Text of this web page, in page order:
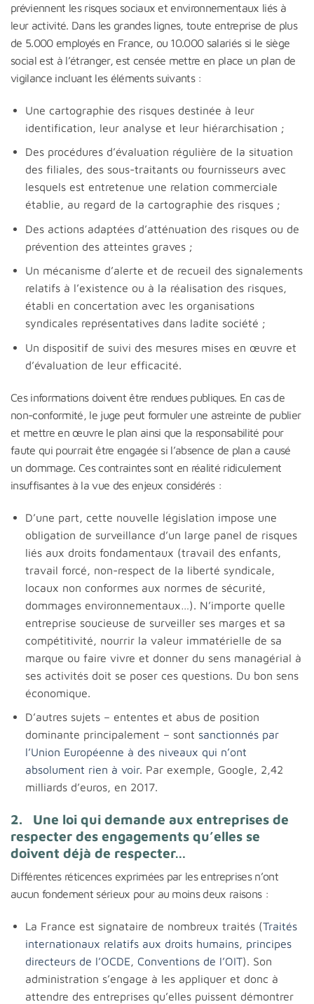
préviennent les risques sociaux et environnementaux liés à
leur activité. Dans les grandes lignes, toute entreprise de plus
de 5.000 employés en France, ou 10.000 salariés si le siège
social est à l’étranger, est censée mettre en place un plan de
vigilance incluant les éléments suivants :
Une cartographie des risques destinée à leur
identification, leur analyse et leur hiérarchisation ;
Des procédures d’évaluation régulière de la situation
des filiales, des sous-traitants ou fournisseurs avec
lesquels est entretenue une relation commerciale
établie, au regard de la cartographie des risques ;
Des actions adaptées d’atténuation des risques ou de
prévention des atteintes graves ;
Un mécanisme d’alerte et de recueil des signalements
relatifs à l’existence ou à la réalisation des risques,
établi en concertation avec les organisations
syndicales représentatives dans ladite société ;
Un dispositif de suivi des mesures mises en œuvre et
d’évaluation de leur efficacité.
Ces informations doivent être rendues publiques. En cas de
non-conformité, le juge peut formuler une astreinte de publier
et mettre en œuvre le plan ainsi que la responsabilité pour
faute qui pourrait être engagée si l’absence de plan a causé
un dommage. Ces contraintes sont en réalité ridiculement
insuffisantes à la vue des enjeux considérés :
D’une part, cette nouvelle législation impose une
obligation de surveillance d’un large panel de risques
liés aux droits fondamentaux (travail des enfants,
travail forcé, non-respect de la liberté syndicale,
locaux non conformes aux normes de sécurité,
dommages environnementaux…). N’importe quelle
entreprise soucieuse de surveiller ses marges et sa
compétitivité, nourrir la valeur immatérielle de sa
marque ou faire vivre et donner du sens managérial à
ses activités doit se poser ces questions. Du bon sens
économique.
D’autres sujets – ententes et abus de position
dominante principalement – sont sanctionnés par
l’Union Européenne à des niveaux qui n’ont
absolument rien à voir. Par exemple, Google, 2,42
milliards d’euros, en 2017.
2. Une loi qui demande aux entreprises de
respecter des engagements qu’elles se
doivent déjà de respecter…
Différentes réticences exprimées par les entreprises n’ont
aucun fondement sérieux pour au moins deux raisons :
La France est signataire de nombreux traités (Traités
internationaux relatifs aux droits humains, principes
directeurs de l’OCDE, Conventions de l’OIT). Son
administration s’engage à les appliquer et donc à
attendre des entreprises qu’elles puissent démontrer